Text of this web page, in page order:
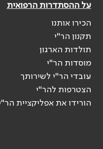
על ההסתדרות הרפואית
הכירו אותנו
תקנון הר"י
תולדות הארגון
מוסדות הר"י
עובדי הר"י לשירותך
הצטרפות להר"י
הורידו את אפליקציית